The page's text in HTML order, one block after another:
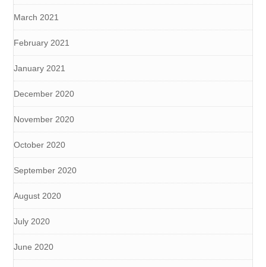
March 2021
February 2021
January 2021
December 2020
November 2020
October 2020
September 2020
August 2020
July 2020
June 2020